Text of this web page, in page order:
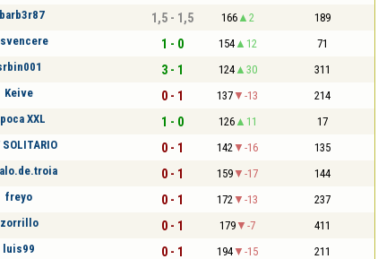
1,5 - 1,5 166 2 189
1 - 0 154 12 71
3 - 1 124 30 311
Keive 0 - 1 137 -13 214
XXL 1 - 0 126 11 17
SOLITARIO 0 - 1 142 -16 135
0 - 1 159 -17 144
freyo 0 - 1 172 -13 237
zorrillo 0 - 1 179 -7 411
luis99 0 - 1 194 -15 211